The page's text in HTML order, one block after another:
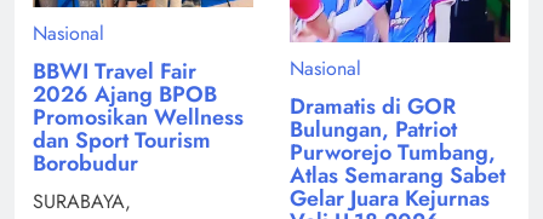
Nasional
BBWI Travel Fair
2026 Ajang BPOB
Promosikan Wellness
dan Sport Tourism
Borobudur
SURABAYA,
Nasional
Dramatis di GOR
Bulungan, Patriot
Purworejo Tumbang,
Atlas Semarang Sabet
Gelar Juara Kejurnas